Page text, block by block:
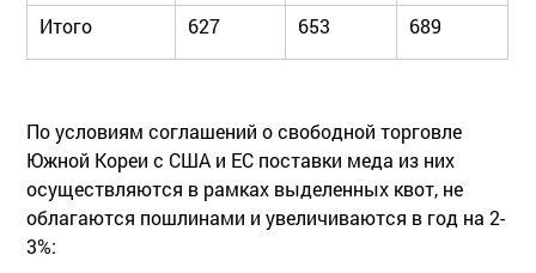
Итого 627 653 689
По условиям соглашений о свободной торговле
Южной Кореи с США и ЕС поставки меда из них
осуществляются в рамках выделенных квот, не
облагаются пошлинами и увеличиваются в год на 2-
3%: